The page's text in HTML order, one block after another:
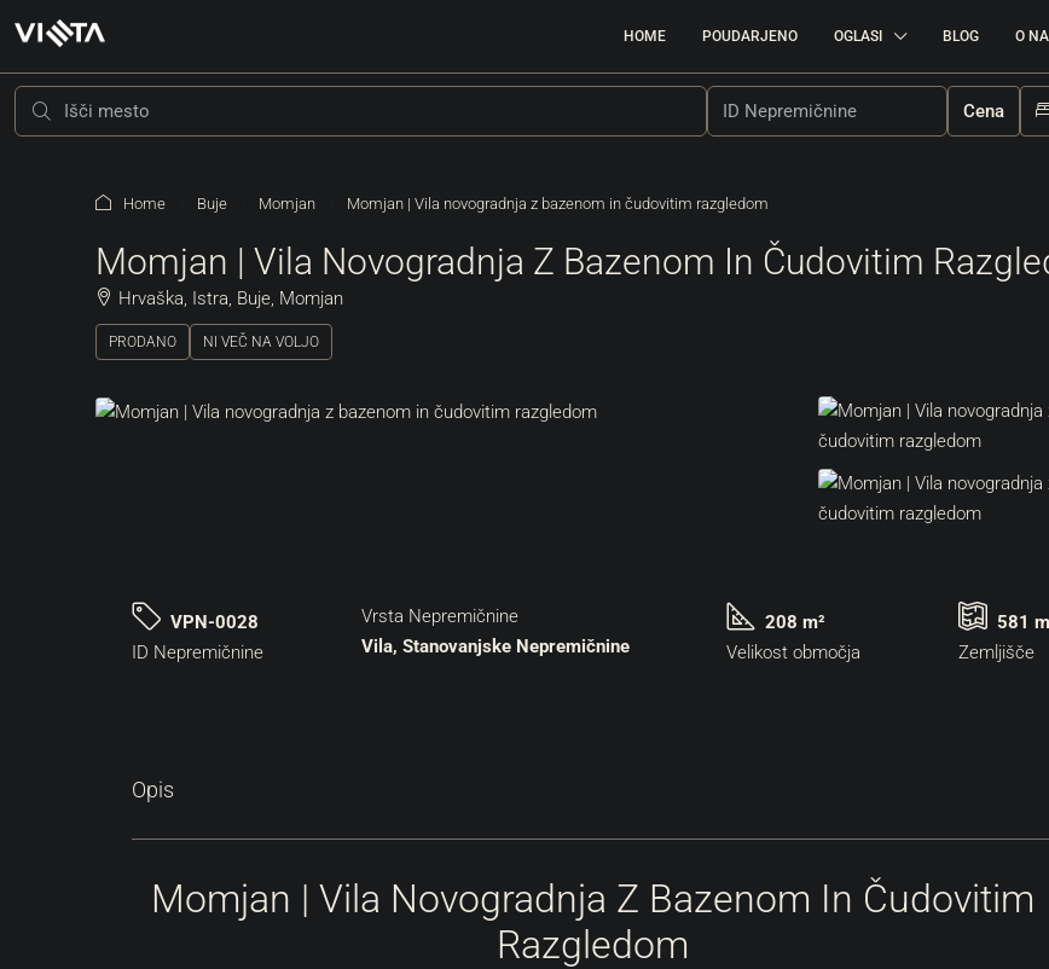
HOME POUDARJENO OGLASI BLOG O
Cena
Home Buje Momjan Momjan | Vila novogradnja z bazenom in čudovitim razgledom
Momjan | Vila Novogradnja Z Bazenom In Čudovitim
Hrvaška, Istra, Buje, Momjan
PRODANO NI VEČ NA VOLJO
VPN-0028
ID Nepremičnine
Vrsta Nepremičnine
Vila, Stanovanjske Nepremičnine
208 m²
Velikost območja
581
Zemljišče
Opis
Momjan | Vila Novogradnja Z Bazenom In Čudovitim
Razgledom